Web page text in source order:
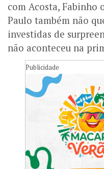
com Acosta, Fabinho
Paulo também não
investidas de
não aconteceu na
Publicidade